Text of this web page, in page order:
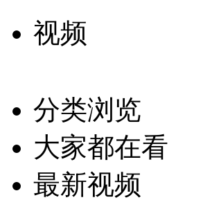
视频
分类浏览
大家都在看
最新视频